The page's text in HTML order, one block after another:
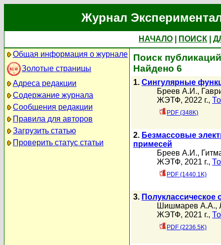
Журнал
НАЧАЛО ПОИСК
Общая информация о журнале
Золотые страницы
Адреса редакции
Содержание журнала
Сообщения редакции
Правила для авторов
Загрузить статью
Проверить статус статьи
Поиск
Найдено 6
1. Сингулярные
Бреев А.И.,
ЖЭТФ, 2022 г.,
PDF (348K)
2. Безмассовые
примесей
Бреев А.И.,
ЖЭТФ, 2021 г.,
PDF (1440.1K)
3. Полуклассическое
Шишмарев А.А.,
ЖЭТФ, 2021 г.,
PDF (2236.5K)